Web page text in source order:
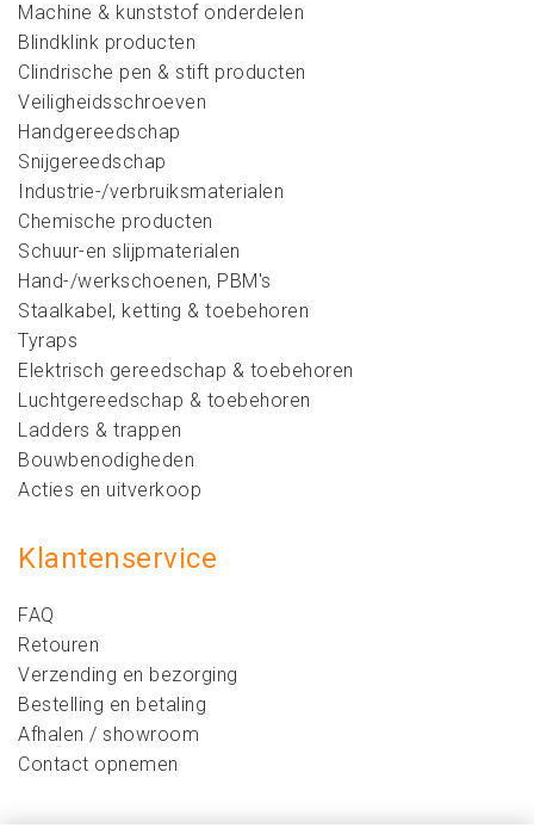
Machine & kunststof onderdelen
Blindklink producten
Clindrische pen & stift producten
Veiligheidsschroeven
Handgereedschap
Snijgereedschap
Industrie-/verbruiksmaterialen
Chemische producten
Schuur-en slijpmaterialen
Hand-/werkschoenen, PBM's
Staalkabel, ketting & toebehoren
Tyraps
Elektrisch gereedschap & toebehoren
Luchtgereedschap & toebehoren
Ladders & trappen
Bouwbenodigheden
Acties en uitverkoop
Klantenservice
FAQ
Retouren
Verzending en bezorging
Bestelling en betaling
Afhalen / showroom
Contact opnemen